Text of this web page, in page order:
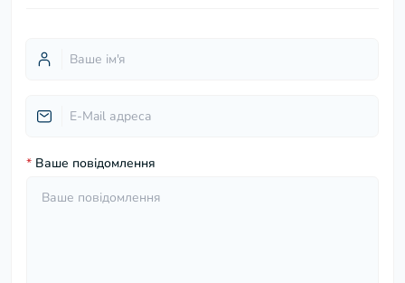
* Ваше повідомлення